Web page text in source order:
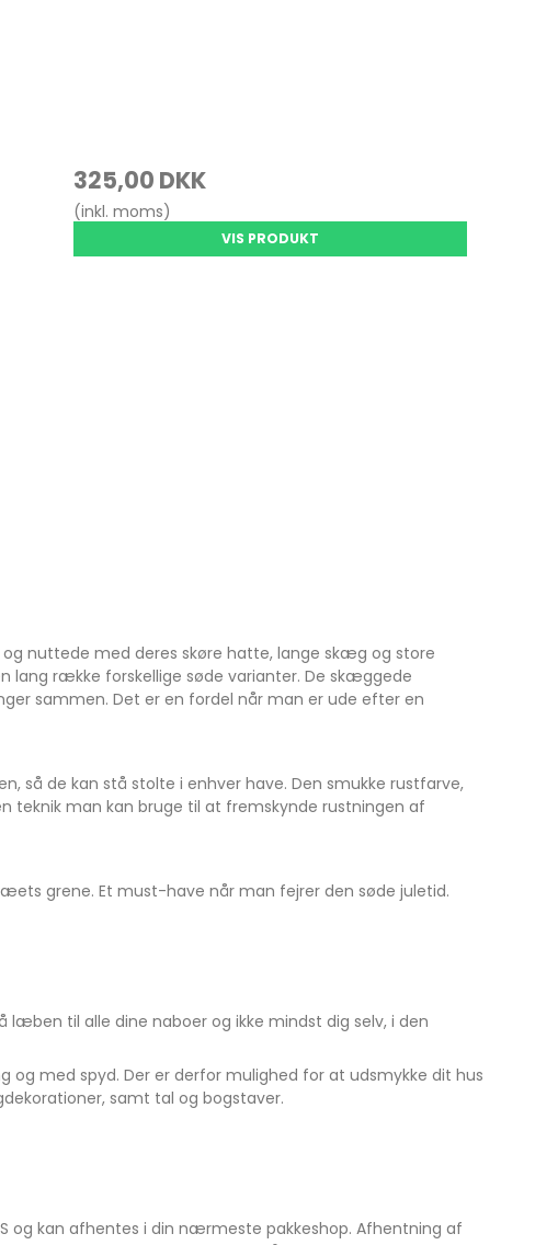
325,00 DKK
(inkl. moms)
VIS PRODUKT
og nuttede med deres skøre hatte, lange skæg og store
lang række forskellige søde varianter. De skæggede
sammen. Det er en fordel når man er ude efter en
så de kan stå stolte i enhver have. Den smukke rustfarve,
teknik man kan bruge til at fremskynde rustningen af
grene. Et must-have når man fejrer den søde juletid.
til alle dine naboer og ikke mindst dig selv, i den
og med spyd. Der er derfor mulighed for at udsmykke dit hus
samt tal og bogstaver.
og kan afhentes i din nærmeste pakkeshop. Afhentning af